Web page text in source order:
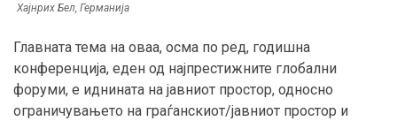
Хајнрих Бел, Германија
Главната тема на оваа, осма по ред, годишна
конференција, еден од најпрестижните глобални
форуми, е иднината на јавниот простор, односно
ограничувањето на граѓанскиот/јавниот простор и